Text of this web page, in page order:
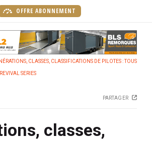
OFFRE ABONNEMENT
CLASSES, CLASSIFICATIONS DE PILOTES : TOUS
SERIES
PARTAGER
classes,